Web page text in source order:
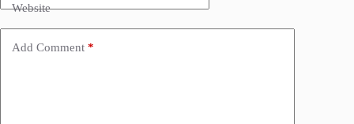
Website
Add Comment *